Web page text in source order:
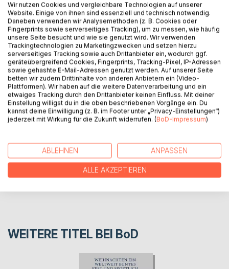
BESCHREIBUNG
My written book by me Peter Oberfrank - Hunziker with the
booktiteling NHL icehockeysport indiany stary indiany is my
living as NHL icehockeyplayer ever and manly ever and
technical working ever and with all my NHL art naming
indiany Peter Oberfrank - Hunziker
AUTOR/IN
REZENSIONEN
WEITERE TITEL BEI BoD
Wir nutzen Cookies und vergleichbare Technologien auf unserer
Website. Einige von ihnen sind essenziell und technisch notwendig.
Daneben verwenden wir Analysemethoden (z. B. Cookies oder
Fingerprints sowie serverseitiges Tracking), um zu messen, wie häufig
unsere Seite besucht und wie sie genutzt wird. Wir verwenden
Trackingtechnologien zu Marketingzwecken und setzen hierzu
serverseitiges Tracking sowie auch Drittanbieter ein, wodurch ggf.
geräteübergreifend Cookies, Fingerprints, Tracking-Pixel, IP-Adressen
sowie gehashte E-Mail-Adressen genutzt werden. Auf unserer Seite
betten wir zudem Drittinhalte von anderen Anbietern ein (Video-
Plattformen). Wir haben auf die weitere Datenverarbeitung und ein
etwaiges Tracking durch den Drittanbieter keinen Einfluss. Mit deiner
Einstellung willigst du in die oben beschriebenen Vorgänge ein. Du
kannst deine Einwilligung (z. B. im Footer unter „Privacy-Einstellungen“)
jederzeit mit Wirkung für die Zukunft widerrufen. (BoD-Impressum)
ABLEHNEN ANPASSEN
ALLE AKZEPTIEREN